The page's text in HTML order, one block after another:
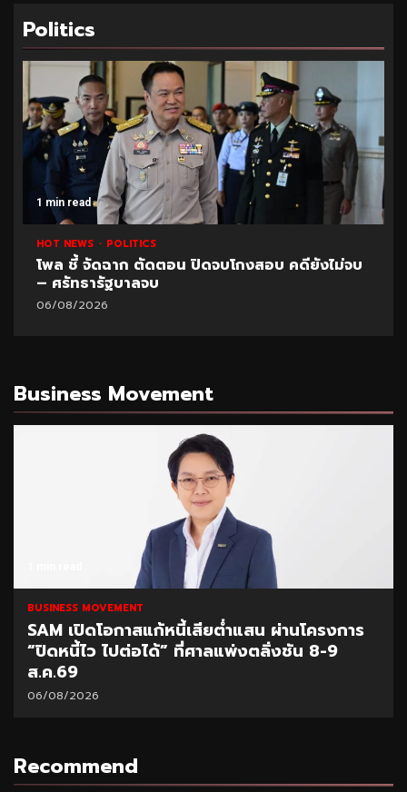
Politics
NEWS POLITICS
ชี้ จัดฉาก ตัดตอน ปิดจบโกงสอบ คดียังไม่จบ
ทธารัฐบาลจบ
2026
1 min
ตั้งกร
Business Movement
งการ
1 min read
BUSINESS MOVEMENT
SCB Academy ร่วมเวทีมนุษย์ต่างวัย
2026 แชร์ผลสำเร็จ Smart Retiree
Recommend